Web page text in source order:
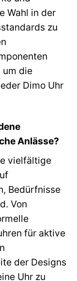
Wahl in der
zu
die
Dimo Uhr
Anlässe?
vielfältige
Bedürfnisse
Von
für aktive
der Designs
Uhr zu